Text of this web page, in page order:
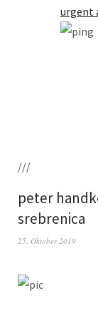
urgent
///
peter
srebrenica
25. Oktober 2019